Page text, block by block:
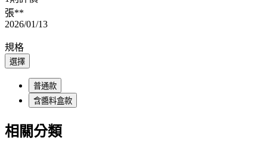
張**
2026/01/13
規格
選擇
普通款
含醬料盒款
相關分類